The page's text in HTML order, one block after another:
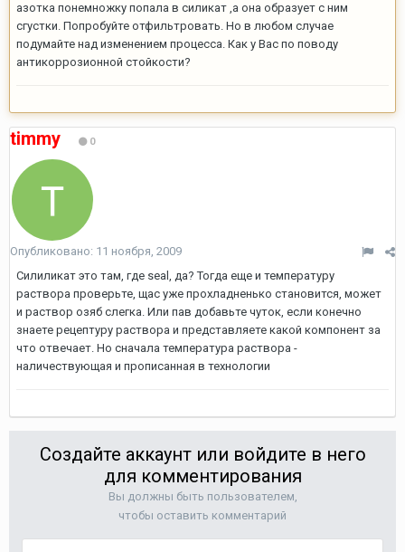
азотка понемножку попала в силикат ,а она образует с ним
сгустки. Попробуйте отфильтровать. Но в любом случае
подумайте над изменением процесса. Как у Вас по поводу
антикоррозионной стойкости?
timmy 0
Опубликовано: 11 ноября, 2009
Силиликат это там, где seal, да? Тогда еще и температуру
раствора проверьте, щас уже прохладненько становится, может
и раствор озяб слегка. Или пав добавьте чуток, если конечно
знаете рецептуру раствора и представляете какой компонент за
что отвечает. Но сначала температура раствора -
наличествующая и прописанная в технологии
Создайте аккаунт или войдите в него
для комментирования
Вы должны быть пользователем,
чтобы оставить комментарий